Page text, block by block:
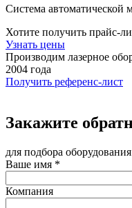
Система автоматической
Хотите получить прайс-
Узнать цены
Производим лазерное
2004 года
Получить референс-лист
Закажите
для подбора
Ваше имя *
Компания